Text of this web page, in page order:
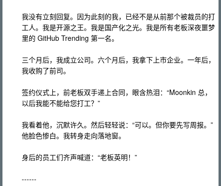
我没有立刻回复。因为此刻的我，已经不是从前那个被裁员的打
工人。我是开源之王。我是国产化之光。我是所有老板深夜噩梦
里的 GitHub Trending 第一名。
三个月后，我成立公司。六个月后，我拿下上市企业。一年后，
我收购了前司。
签约仪式上，前老板双手递上合同，眼含热泪：“Moonkin 总，
以后我能不能给您打工？”
我看着他，沉默许久。然后轻轻说：“可以。但你要先写周报。”
他脸色惨白。我转身走向落地窗。
身后的员工们齐声喊道：“老板英明！”
------